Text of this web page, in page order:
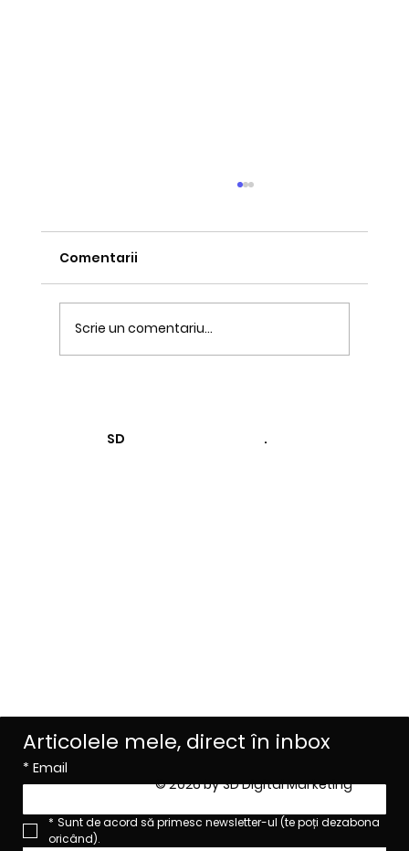
Comentarii
Scrie un comentariu...
SD .
Articolele mele, direct în inbox
* Email
* Sunt de acord să primesc newsletter-ul (te poți dezabona
oricând).
© 2026 by SD Digital Marketing